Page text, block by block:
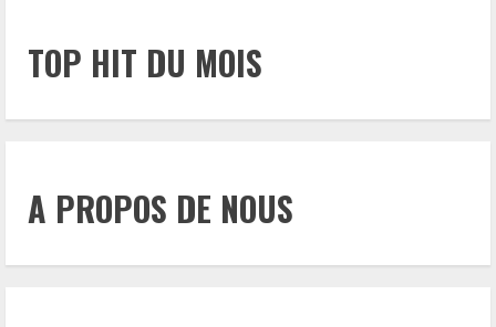
TOP HIT DU MOIS
A PROPOS DE NOUS